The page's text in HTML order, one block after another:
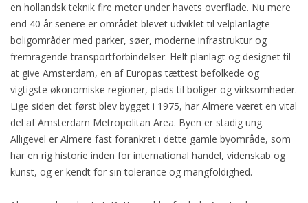
en hollandsk teknik fire meter under havets overflade. Nu mere
end 40 år senere er området blevet udviklet til velplanlagte
boligområder med parker, søer, moderne infrastruktur og
fremragende transportforbindelser. Helt planlagt og designet til
at give Amsterdam, en af Europas tættest befolkede og
vigtigste økonomiske regioner, plads til boliger og virksomheder.
Lige siden det først blev bygget i 1975, har Almere været en vital
del af Amsterdam Metropolitan Area. Byen er stadig ung.
Alligevel er Almere fast forankret i dette gamle byområde, som
har en rig historie inden for international handel, videnskab og
kunst, og er kendt for sin tolerance og mangfoldighed.